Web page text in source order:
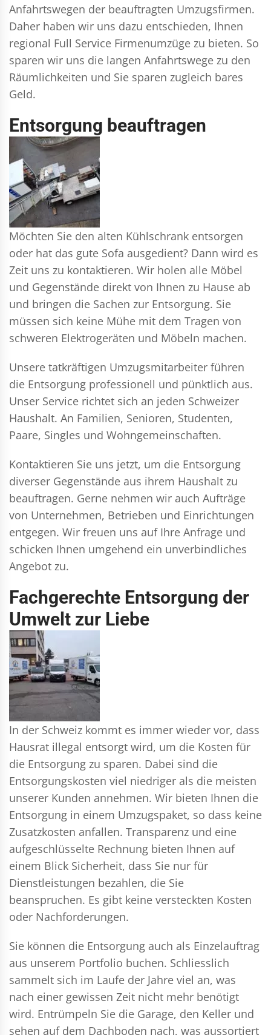
Anfahrtswegen der beauftragten Umzugsfirmen.
Daher haben wir uns dazu entschieden, Ihnen
regional Full Service Firmenumzüge zu bieten. So
sparen wir uns die langen Anfahrtswege zu den
Räumlichkeiten und Sie sparen zugleich bares
Geld.
Entsorgung beauftragen
Möchten Sie den alten Kühlschrank entsorgen
oder hat das gute Sofa ausgedient? Dann wird es
Zeit uns zu kontaktieren. Wir holen alle Möbel
und Gegenstände direkt von Ihnen zu Hause ab
und bringen die Sachen zur Entsorgung. Sie
müssen sich keine Mühe mit dem Tragen von
schweren Elektrogeräten und Möbeln machen.
Unsere tatkräftigen Umzugsmitarbeiter führen
die Entsorgung professionell und pünktlich aus.
Unser Service richtet sich an jeden Schweizer
Haushalt. An Familien, Senioren, Studenten,
Paare, Singles und Wohngemeinschaften.
Kontaktieren Sie uns jetzt, um die Entsorgung
diverser Gegenstände aus ihrem Haushalt zu
beauftragen. Gerne nehmen wir auch Aufträge
von Unternehmen, Betrieben und Einrichtungen
entgegen. Wir freuen uns auf Ihre Anfrage und
schicken Ihnen umgehend ein unverbindliches
Angebot zu.
Fachgerechte Entsorgung der
Umwelt zur Liebe
In der Schweiz kommt es immer wieder vor, dass
Hausrat illegal entsorgt wird, um die Kosten für
die Entsorgung zu sparen. Dabei sind die
Entsorgungskosten viel niedriger als die meisten
unserer Kunden annehmen. Wir bieten Ihnen die
Entsorgung in einem Umzugspaket, so dass keine
Zusatzkosten anfallen. Transparenz und eine
aufgeschlüsselte Rechnung bieten Ihnen auf
einem Blick Sicherheit, dass Sie nur für
Dienstleistungen bezahlen, die Sie
beanspruchen. Es gibt keine versteckten Kosten
oder Nachforderungen.
Sie können die Entsorgung auch als Einzelauftrag
aus unserem Portfolio buchen. Schliesslich
sammelt sich im Laufe der Jahre viel an, was
nach einer gewissen Zeit nicht mehr benötigt
wird. Entrümpeln Sie die Garage, den Keller und
sehen auf dem Dachboden nach, was aussortiert